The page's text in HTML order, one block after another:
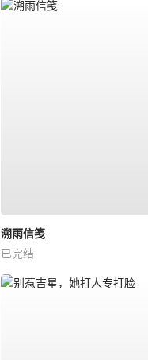
溯雨信笺
已完结